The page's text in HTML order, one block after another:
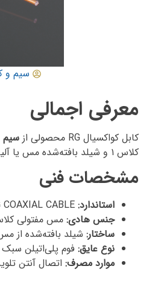
سیم و
معرفی اجمالی
کابل کواکسیال RG محصولی از سیم
کلاس ۱ و شیلد بافته‌شده مس یا آلیاژ مس، انتخابی مناسب برای مصارف عمومی و خانگی است.
مشخصات فنی
استاندارد:
جنس هادی: مس مفتولی
ساختار: شیلد بافته‌شده از
نوع عایق: فوم پلی‌اتیلن سبک
موارد مصرف: اتصال آنتن